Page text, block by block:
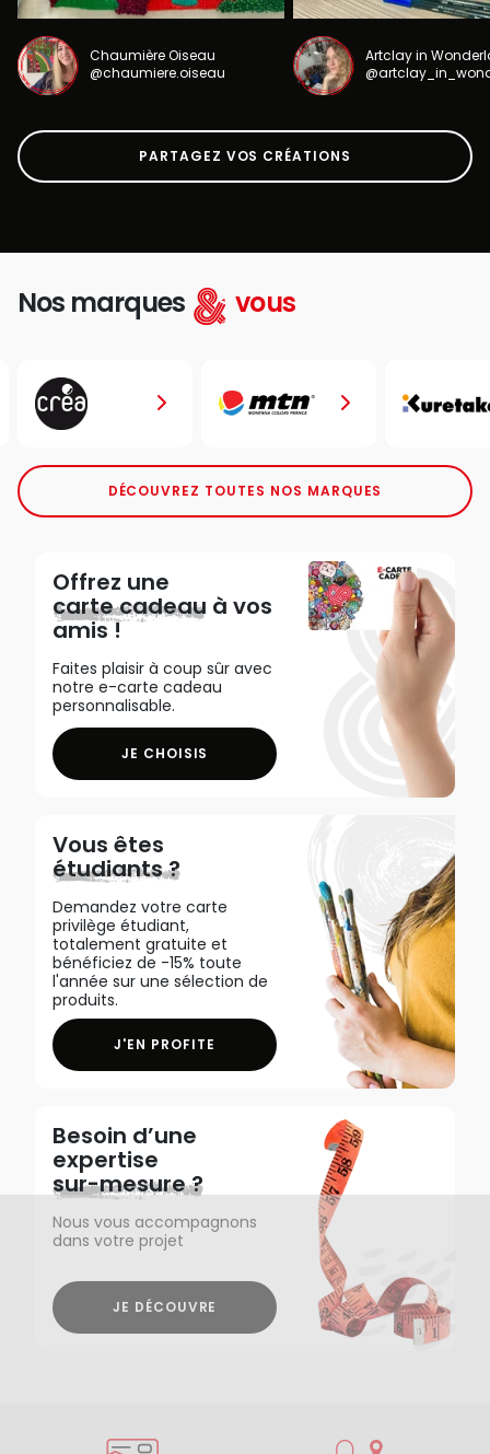
Chaumière Oiseau
@chaumiere.oiseau
Artclay in
PARTAGEZ VOS CRÉATIONS
Nos marques vous
DÉCOUVREZ TOUTES NOS MARQUES
Offrez une
carte cadeau à vos
amis !
Faites plaisir à coup sûr avec
notre e-carte cadeau
personnalisable.
JE CHOISIS
Vous êtes
étudiants ?
Demandez votre carte
privilège étudiant,
totalement gratuite et
bénéficiez de -15% toute
l'année sur une sélection de
produits.
J'EN PROFITE
Besoin d’une
expertise
sur-mesure ?
Nous vous accompagnons
dans votre projet
JE DÉCOUVRE